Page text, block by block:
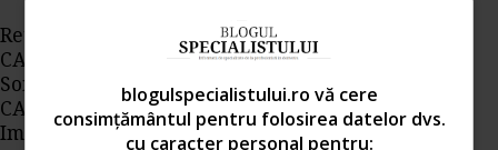
Retineri:
CAS 10,5% - 164 lei
Somaj 0,5% - 8 lei
CASS 5,5% - 86 lei
Impozit 16% - 209 lei
blogulspecialistului.ro vă cere
consimțământul pentru folosirea datelor dvs.
cu caracter personal pentru: